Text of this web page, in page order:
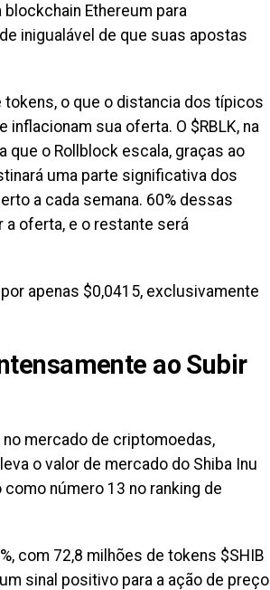
Ethereum para
inigualável de que suas apostas
tokens, o que o distancia dos típicos
sua oferta. O $RBLK, na
que o Rollblock escala, graças ao
uma parte significativa dos
a cada semana. 60% dessas
oferta, e o restante será
apenas $0,0415, exclusivamente
ao Subir
mercado de criptomoedas,
o valor de mercado do Shiba Inu
número 13 no ranking de
com 72,8 milhões de tokens $SHIB
sinal positivo para a ação de preço